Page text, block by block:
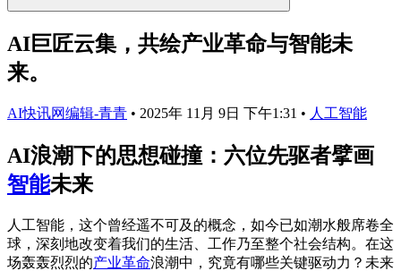
AI巨匠云集，共绘产业革命与智能未
来。
AI快讯网编辑-青青 • 2025年 11月 9日 下午1:31 • 人工智能
AI浪潮下的思想碰撞：六位先驱者擘画
智能未来
人工智能，这个曾经遥不可及的概念，如今已如潮水般席卷全
球，深刻地改变着我们的生活、工作乃至整个社会结构。在这
场轰轰烈烈的产业革命浪潮中，究竟有哪些关键驱动力？未来